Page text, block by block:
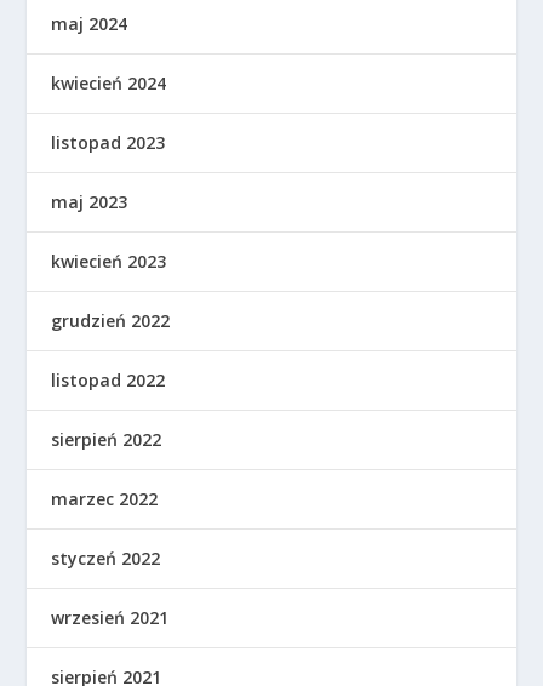
maj 2024
kwiecień 2024
listopad 2023
maj 2023
kwiecień 2023
grudzień 2022
listopad 2022
sierpień 2022
marzec 2022
styczeń 2022
wrzesień 2021
sierpień 2021